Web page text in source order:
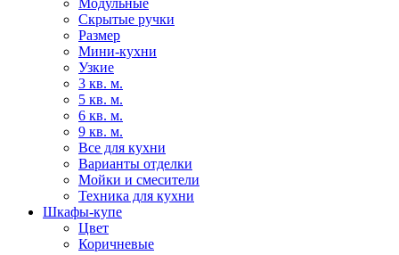
Модульные
Скрытые ручки
Размер
Мини-кухни
Узкие
3 кв. м.
5 кв. м.
6 кв. м.
9 кв. м.
Все для кухни
Варианты отделки
Мойки и смесители
Техника для кухни
Шкафы-купе
Цвет
Коричневые